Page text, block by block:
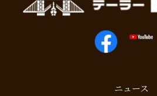
ニュース